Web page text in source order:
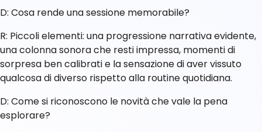
D: Cosa rende una sessione memorabile?
R: Piccoli elementi: una progressione narrativa evidente,
una colonna sonora che resti impressa, momenti di
sorpresa ben calibrati e la sensazione di aver vissuto
qualcosa di diverso rispetto alla routine quotidiana.
D: Come si riconoscono le novità che vale la pena
esplorare?